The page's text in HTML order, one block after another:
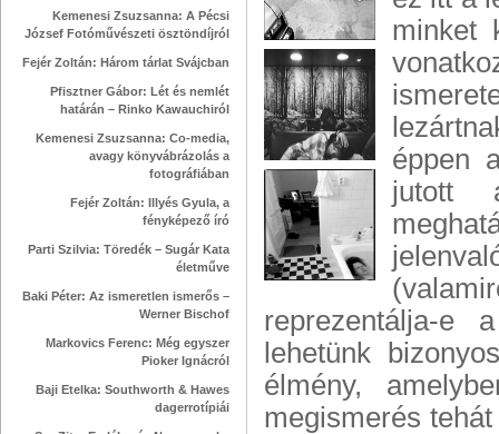
Kemenesi Zsuzsanna: A Pécsi
József Fotóművészeti ösztöndíjról
Fejér Zoltán: Három tárlat Svájcban
Pfisztner Gábor: Lét és nemlét
határán – Rinko Kawauchiról
Kemenesi Zsuzsanna: Co-media,
avagy könyvábrázolás a
fotográfiában
Fejér Zoltán: Illyés Gyula, a
fényképező író
Parti Szilvia: Töredék – Sugár Kata
életműve
Baki Péter: Az ismeretlen ismerős –
Werner Bischof
Markovics Ferenc: Még egyszer
Pioker Ignácról
Baji Etelka: Southworth & Hawes
dagerrotípiái
minket
éppen
jutott
reprezentálja-e
lehetünk
élmény,
megismerés